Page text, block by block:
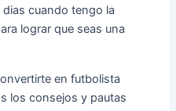
cuando tengo la
lograr que seas una
en futbolista
los consejos y pautas